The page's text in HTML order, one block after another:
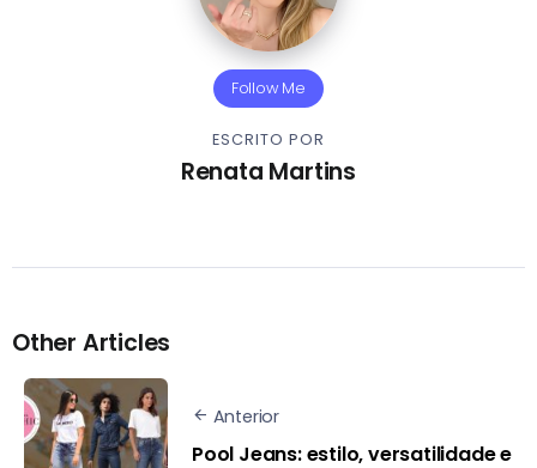
Follow Me
ESCRITO POR
Renata Martins
Other Articles
Anterior
Pool Jeans: estilo, versatilidade e